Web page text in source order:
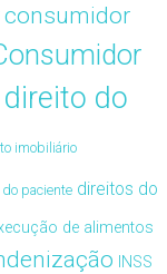
consumidor
direito do
imobiliário
paciente direitos do
de alimentos
INSS